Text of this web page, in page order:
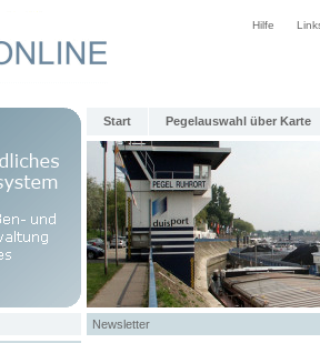
Hilfe
Start Pegelauswahl über Karte
Newsletter